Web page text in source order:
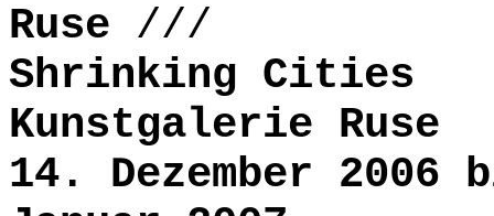
Ruse ///
Shrinking Cities
Kunstgalerie Ruse
14. Dezember 2006